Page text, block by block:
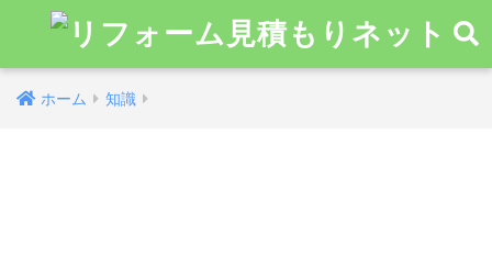
ホーム 知識